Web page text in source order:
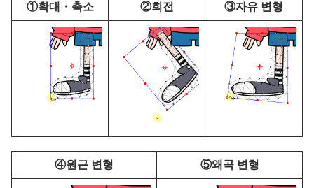
①확대・축소 ②회전 ③자유 변형
④원근 변형 ⑤왜곡 변형